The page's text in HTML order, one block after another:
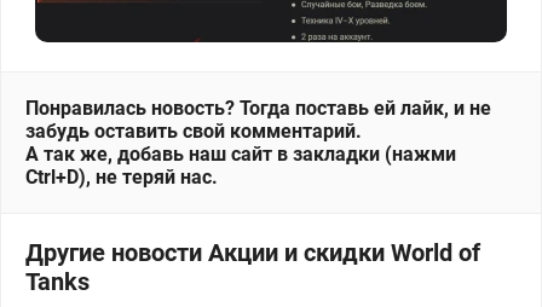
Понравилась новость? Тогда поставь ей лайк, и не
забудь оставить свой комментарий.
А так же, добавь наш сайт в закладки (нажми
Ctrl+D), не теряй нас.
Другие новости Акции и скидки World of
Tanks